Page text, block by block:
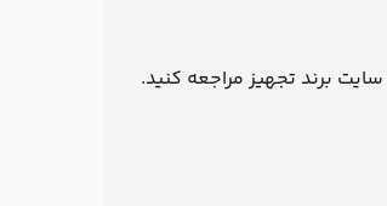
برند تجهیز مراجعه کنید.